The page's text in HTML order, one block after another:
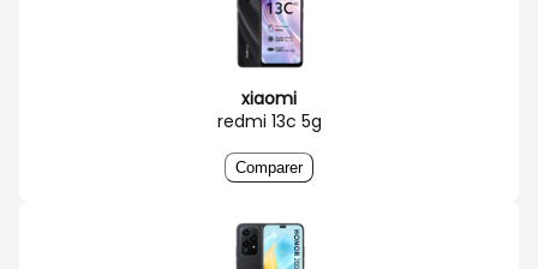
xiaomi
redmi 13c 5g
Comparer